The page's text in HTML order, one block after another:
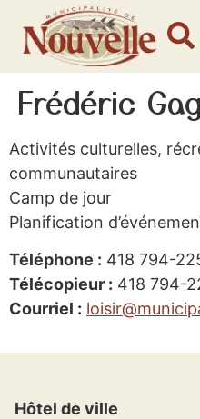
Frédéric
Activités culturelles,
communautaires
Camp de jour
Planification
Téléphone : 418 794-
Télécopieur : 418 794-
Courriel :
Hôtel de ville